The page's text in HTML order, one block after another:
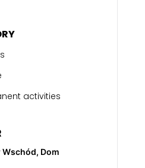
activities
Wschód, Dom